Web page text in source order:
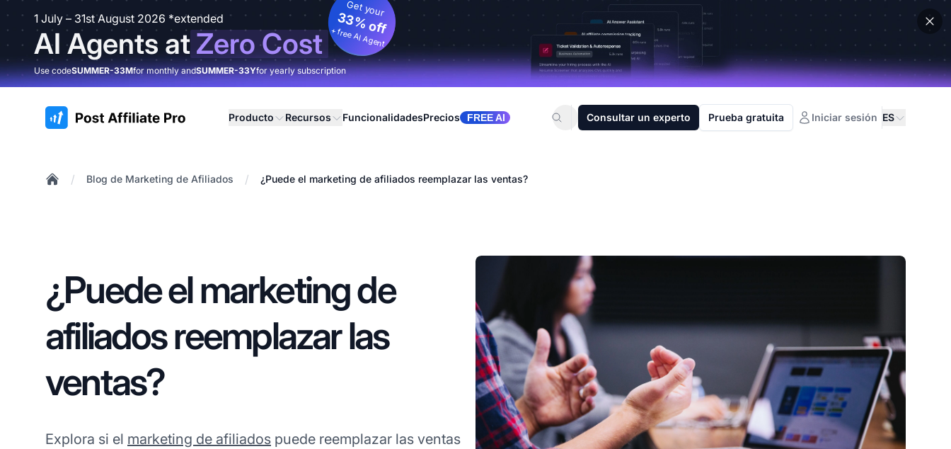
1 July – 31st August 2026 *extended
AI Agents atZero Cost
Get your
33% off
+ free AI Agent
Use codeSUMMER-33Mfor monthly andSUMMER-33Yfor yearly subscription
:site.title Producto Recursos FuncionalidadesPrecios FREE AI Consultar un experto Prueba gratuita Iniciar sesión ES
/ Blog de Marketing de Afiliados / ¿Puede el marketing de afiliados reemplazar las ventas?
¿Puede el marketing de
afiliados reemplazar las
ventas?
Explora si el marketing de afiliados puede reemplazar las ventas